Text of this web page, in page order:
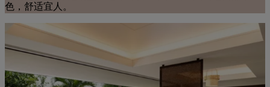
色，舒适宜人。